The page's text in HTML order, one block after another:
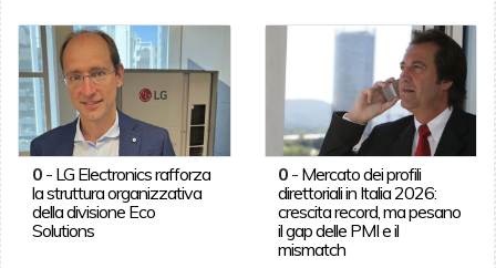
0- LG Electronics rafforza
la struttura organizzativa
della divisione Eco
Solutions
0 - Mercato dei profili
direttoriali in Italia 2026:
crescita record, ma pesano
il gap delle PMI e il
mismatch